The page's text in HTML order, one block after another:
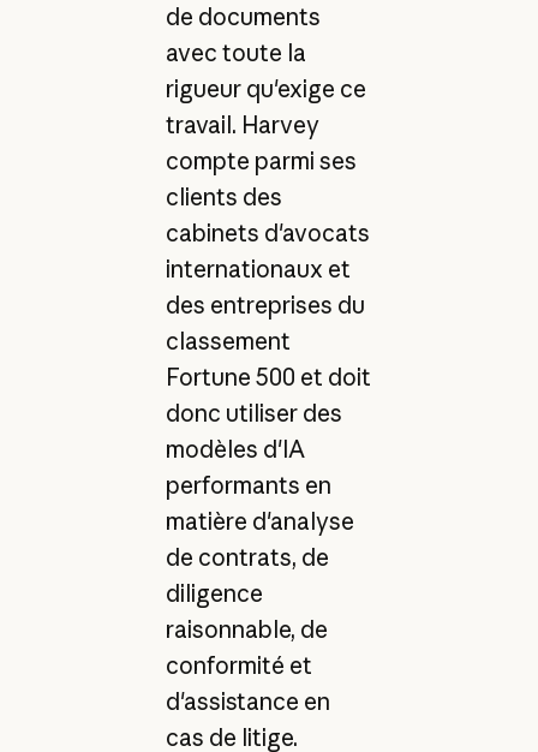
de documents
avec toute la
rigueur qu'exige ce
travail. Harvey
compte parmi ses
clients des
cabinets d'avocats
internationaux et
des entreprises du
classement
Fortune 500 et doit
donc utiliser des
modèles d'IA
performants en
matière d'analyse
de contrats, de
diligence
raisonnable, de
conformité et
d'assistance en
cas de litige.